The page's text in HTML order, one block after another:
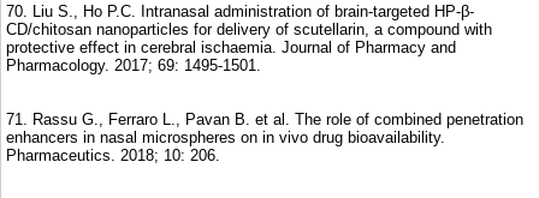
70. Liu S., Ho P.C. Intranasal administration of brain-targeted HP-β-
CD/chitosan nanoparticles for delivery of scutellarin, a compound with
protective effect in cerebral ischaemia. Journal of Pharmacy and
Pharmacology. 2017; 69: 1495-1501.
71. Rassu G., Ferraro L., Pavan B. et al. The role of combined penetration
enhancers in nasal microspheres on in vivo drug bioavailability.
Pharmaceutics. 2018; 10: 206.